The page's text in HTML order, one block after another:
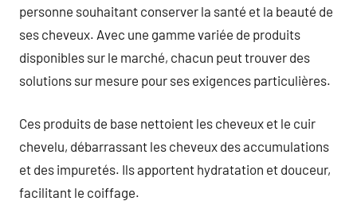
personne souhaitant conserver la santé et la beauté de
ses cheveux. Avec une gamme variée de produits
disponibles sur le marché, chacun peut trouver des
solutions sur mesure pour ses exigences particulières.
Ces produits de base nettoient les cheveux et le cuir
chevelu, débarrassant les cheveux des accumulations
et des impuretés. Ils apportent hydratation et douceur,
facilitant le coiffage.